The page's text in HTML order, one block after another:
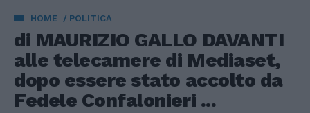
HOME POLITICA
di MAURIZIO GALLO DAVANTI
alle telecamere di Mediaset,
dopo essere stato accolto da
Fedele Confalonieri ...